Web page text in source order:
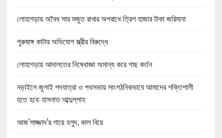
লোহাগড়ায় অবৈধ সার মজুত রাখার অপরাধে ত্রিশ হাজার টাকা জরিমানা
পুরুষাঙ্গ কাটার অভিযোগ স্ত্রীর বিরুদ্ধে
লোহাগড়ায় আদালতের নিষেধাজ্ঞা অমান্য করে গাছ কর্তন
নড়াইলে জুলাই পদযাত্রা ও পথসভায় সাংগঠনিকভাবে আমাদের শক্তিশালী
হতে হবে: হাসনাত আব্দুল্লাহ
আজ‘সাজ্জাদ’র গায়ে হলুদ, কাল বিয়ে